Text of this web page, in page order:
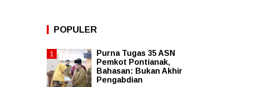
POPULER
Purna Tugas 35 ASN
Pemkot Pontianak,
Bahasan: Bukan Akhir
Pengabdian